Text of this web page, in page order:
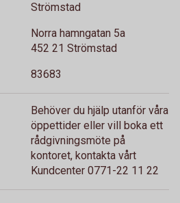
Strömstad
Norra hamngatan 5a
452 21 Strömstad
83683
Behöver du hjälp utanför våra
öppettider eller vill boka ett
rådgivningsmöte på
kontoret, kontakta vårt
Kundcenter 0771-22 11 22